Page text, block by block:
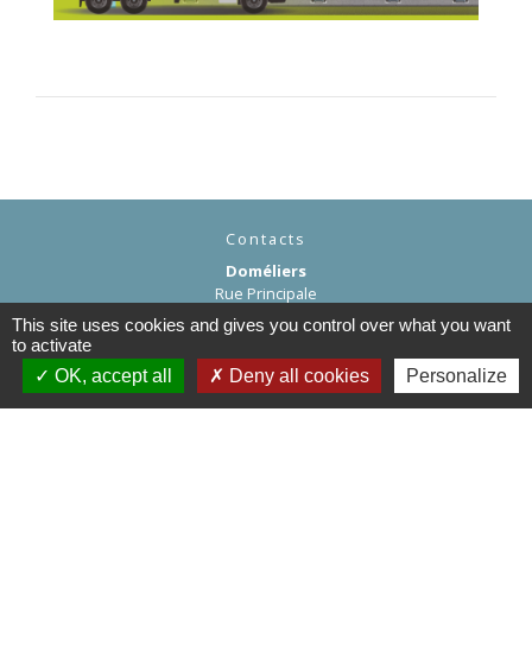
Contacts
Doméliers
Rue Principale
60360 Doméliers - FRANCE
+33 3 44 82 96 70
Contact par formulaire
This site uses cookies and gives you control over what you want
to activate
OK, accept all
Deny all cookies Personalize